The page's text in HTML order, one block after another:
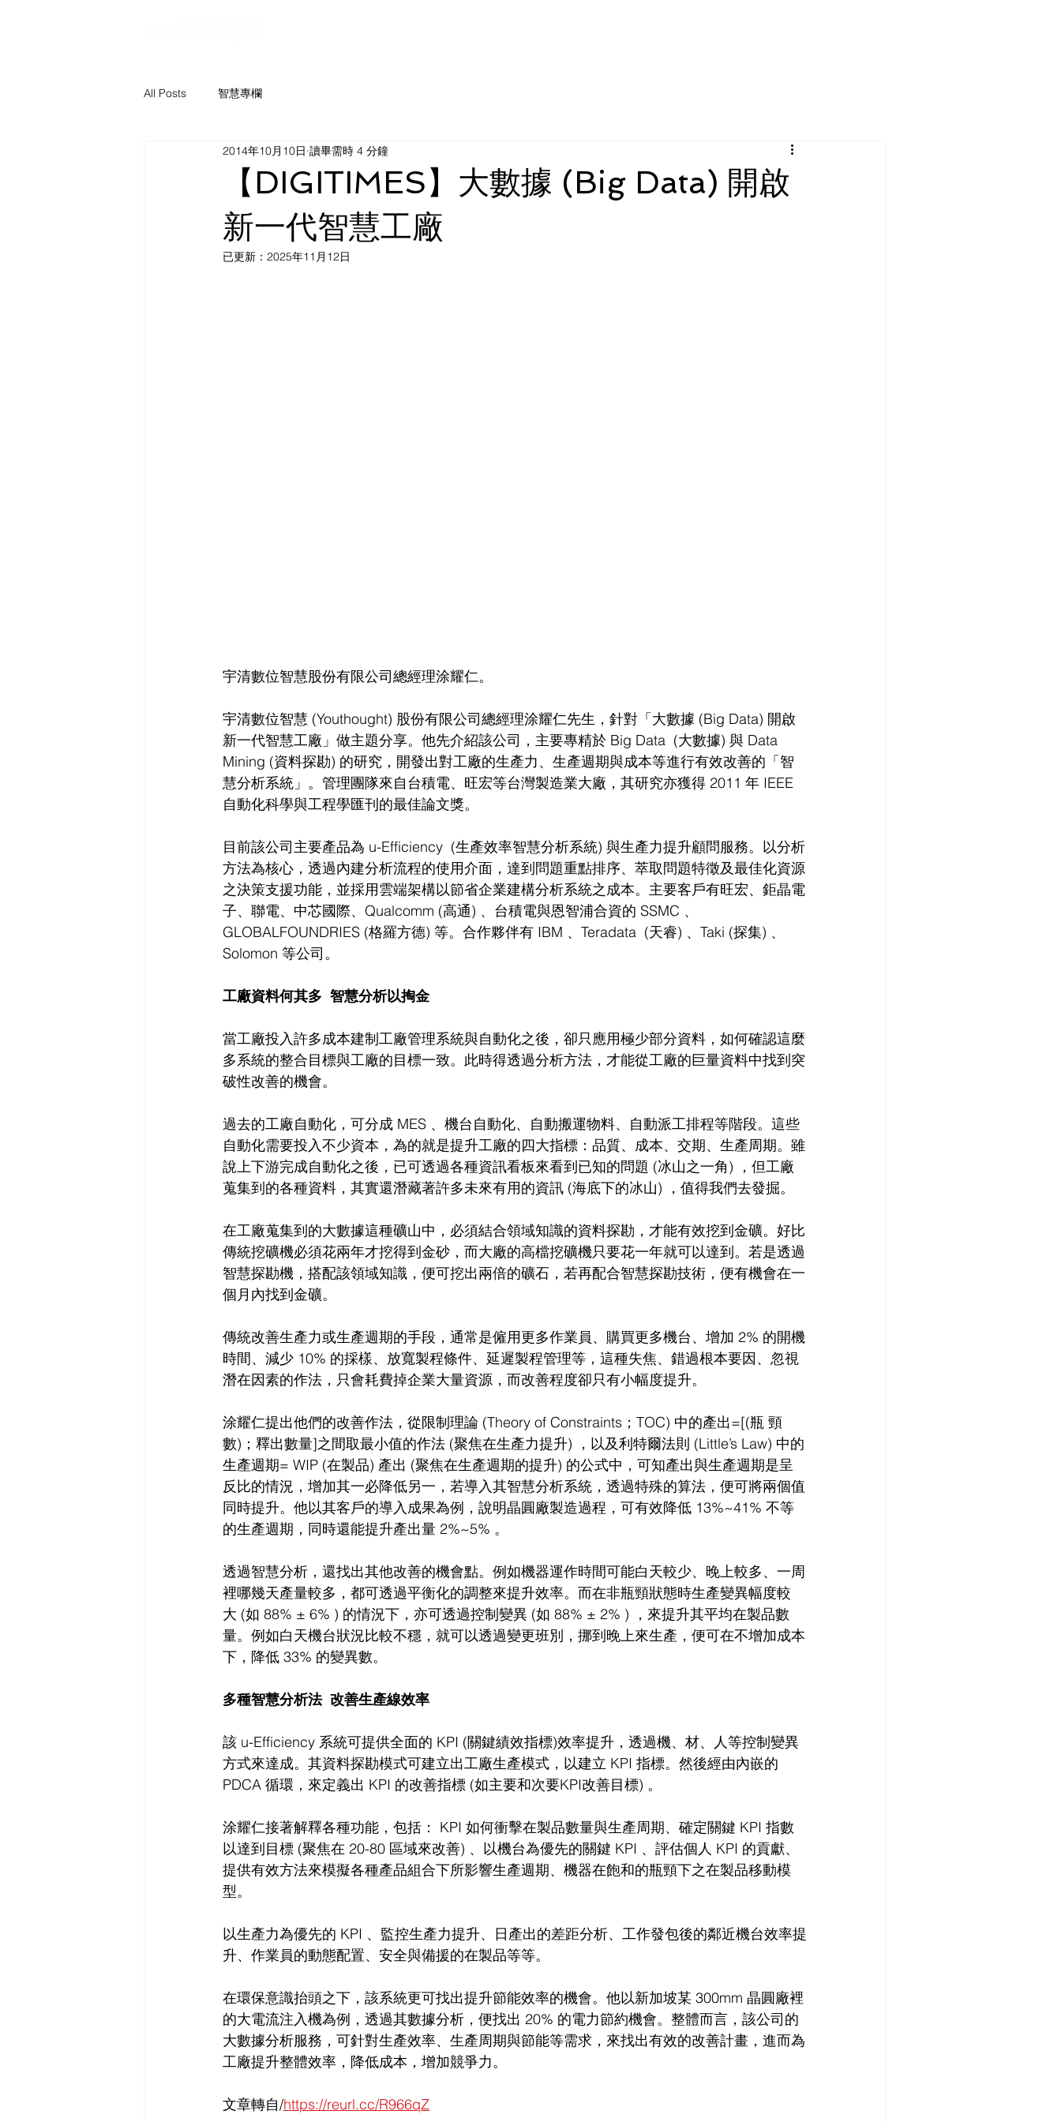
All Posts 智慧專欄
【DIGITIMES】大數據 (Big Data) 開啟
新一代智慧工廠
2014年10月10日 讀畢需時 4 分鐘
已更新： 2025年11月12日
宇清數位智慧股份有限公司總經理涂耀仁。
宇清數位智慧 (Youthought) 股份有限公司總經理涂耀仁先生，針對「大數據 (Big Data) 開啟
新一代智慧工廠」做主題分享。他先介紹該公司，主要專精於 Big Data  (大數據) 與 Data
Mining (資料探勘) 的研究，開發出對工廠的生產力、生產週期與成本等進行有效改善的「智
慧分析系統」。管理團隊來自台積電、旺宏等台灣製造業大廠，其研究亦獲得 2011 年 IEEE
自動化科學與工程學匯刊的最佳論文獎。
目前該公司主要產品為 u-Efficiency  (生產效率智慧分析系統) 與生產力提升顧問服務。以分析
方法為核心，透過內建分析流程的使用介面，達到問題重點排序、萃取問題特徵及最佳化資源
之決策支援功能，並採用雲端架構以節省企業建構分析系統之成本。主要客戶有旺宏、鉅晶電
子、聯電、中芯國際、Qualcomm (高通) 、台積電與恩智浦合資的 SSMC 、
GLOBALFOUNDRIES (格羅方德) 等。合作夥伴有 IBM 、Teradata  (天睿) 、Taki (探集) 、
Solomon 等公司。
工廠資料何其多  智慧分析以掏金
當工廠投入許多成本建制工廠管理系統與自動化之後，卻只應用極少部分資料，如何確認這麼
多系統的整合目標與工廠的目標一致。此時得透過分析方法，才能從工廠的巨量資料中找到突
破性改善的機會。
過去的工廠自動化，可分成 MES 、機台自動化、自動搬運物料、自動派工排程等階段。這些
自動化需要投入不少資本，為的就是提升工廠的四大指標：品質、成本、交期、生產周期。雖
說上下游完成自動化之後，已可透過各種資訊看板來看到已知的問題 (冰山之一角) ，但工廠
蒐集到的各種資料，其實還潛藏著許多未來有用的資訊 (海底下的冰山) ，值得我們去發掘。
在工廠蒐集到的大數據這種礦山中，必須結合領域知識的資料探勘，才能有效挖到金礦。好比
傳統挖礦機必須花兩年才挖得到金砂，而大廠的高檔挖礦機只要花一年就可以達到。若是透過
智慧探勘機，搭配該領域知識，便可挖出兩倍的礦石，若再配合智慧探勘技術，便有機會在一
個月內找到金礦。
傳統改善生產力或生產週期的手段，通常是僱用更多作業員、購買更多機台、增加 2% 的開機
時間、減少 10% 的採樣、放寬製程條件、延遲製程管理等，這種失焦、錯過根本要因、忽視
潛在因素的作法，只會耗費掉企業大量資源，而改善程度卻只有小幅度提升。
涂耀仁提出他們的改善作法，從限制理論 (Theory of Constraints；TOC) 中的產出=[(瓶 頸
數)；釋出數量]之間取最小值的作法 (聚焦在生產力提升) ，以及利特爾法則 (Little’s Law) 中的
生產週期= WIP (在製品) 產出 (聚焦在生產週期的提升) 的公式中，可知產出與生產週期是呈
反比的情況，增加其一必降低另一，若導入其智慧分析系統，透過特殊的算法，便可將兩個值
同時提升。他以其客戶的導入成果為例，說明晶圓廠製造過程，可有效降低 13%~41% 不等
的生產週期，同時還能提升產出量 2%~5% 。
透過智慧分析，還找出其他改善的機會點。例如機器運作時間可能白天較少、晚上較多、一周
裡哪幾天產量較多，都可透過平衡化的調整來提升效率。而在非瓶頸狀態時生產變異幅度較
大 (如 88% ± 6% ) 的情況下，亦可透過控制變異 (如 88% ± 2% ) ，來提升其平均在製品數
量。例如白天機台狀況比較不穩，就可以透過變更班別，挪到晚上來生產，便可在不增加成本
下，降低 33% 的變異數。
多種智慧分析法  改善生產線效率
該 u-Efficiency 系統可提供全面的 KPI (關鍵績效指標)效率提升，透過機、材、人等控制變異
方式來達成。其資料探勘模式可建立出工廠生產模式，以建立 KPI 指標。然後經由內嵌的
PDCA 循環，來定義出 KPI 的改善指標 (如主要和次要KPI改善目標) 。
涂耀仁接著解釋各種功能，包括： KPI 如何衝擊在製品數量與生產周期、確定關鍵 KPI 指數
以達到目標 (聚焦在 20-80 區域來改善) 、以機台為優先的關鍵 KPI 、評估個人 KPI 的貢獻、
提供有效方法來模擬各種產品組合下所影響生產週期、機器在飽和的瓶頸下之在製品移動模
型。
以生產力為優先的 KPI 、監控生產力提升、日產出的差距分析、工作發包後的鄰近機台效率提
升、作業員的動態配置、安全與備援的在製品等等。
在環保意識抬頭之下，該系統更可找出提升節能效率的機會。他以新加坡某 300mm 晶圓廠裡
的大電流注入機為例，透過其數據分析，便找出 20% 的電力節約機會。整體而言，該公司的
大數據分析服務，可針對生產效率、生產周期與節能等需求，來找出有效的改善計畫，進而為
工廠提升整體效率，降低成本，增加競爭力。
文章轉自/https://reurl.cc/R966qZ